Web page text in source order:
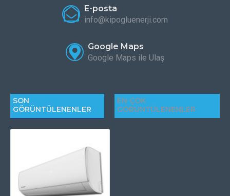
E-posta
info@kipogluenerji.com
Google Maps
Google Maps ile Ulaş
SON
GÖRÜNTÜLENENLER
EN ÇOK
GÖRÜNTÜLENENLER